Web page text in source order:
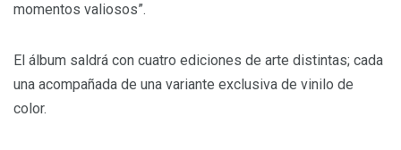
momentos valiosos”.
El álbum saldrá con cuatro ediciones de arte distintas; cada
una acompañada de una variante exclusiva de vinilo de
color.